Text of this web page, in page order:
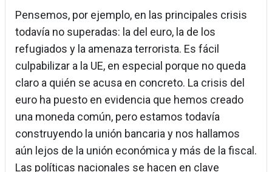
Pensemos, por ejemplo, en las principales crisis
todavía no superadas: la del euro, la de los
refugiados y la amenaza terrorista. Es fácil
culpabilizar a la UE, en especial porque no queda
claro a quién se acusa en concreto. La crisis del
euro ha puesto en evidencia que hemos creado
una moneda común, pero estamos todavía
construyendo la unión bancaria y nos hallamos
aún lejos de la unión económica y más de la fiscal.
Las políticas nacionales se hacen en clave